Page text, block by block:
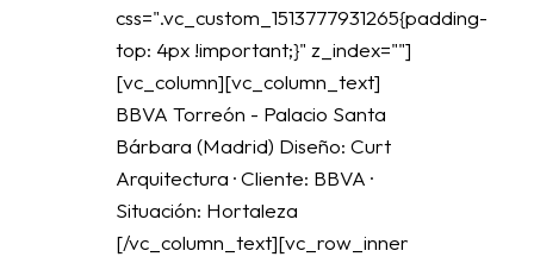
css=".vc_custom_1513777931265{padding-
top: 4px !important;}" z_index=""]
[vc_column][vc_column_text]
BBVA Torreón - Palacio Santa
Bárbara (Madrid) Diseño: Curt
Arquitectura · Cliente: BBVA ·
Situación: Hortaleza
[/vc_column_text][vc_row_inner